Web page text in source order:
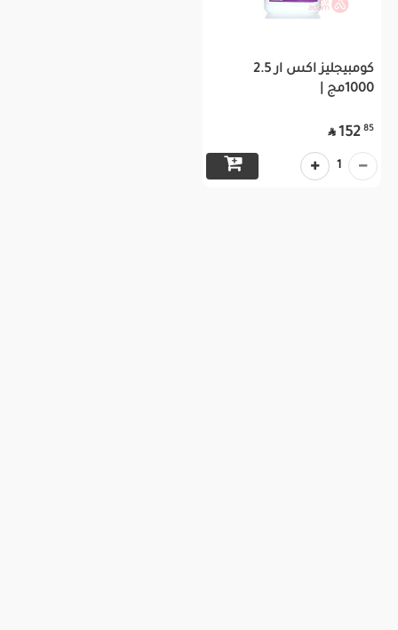
كومبيجليز اكس ار 2.5
1000مج |
85
152

1